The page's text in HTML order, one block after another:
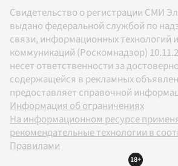
Свидетельство о регистрации СМИ
выдано федеральной службой по
связи, информационных технологий
коммуникаций (Роскомнадзор)
несет ответственности за
содержащейся в рекламных
предоставляет справочной
Информация об ограничениях
На информационном ресурсе
рекомендательные технологии в
Правилами
18+